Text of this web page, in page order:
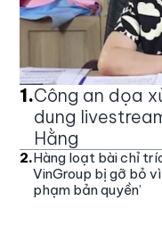
1.Công an dọa
dung
Hằng
2.Hàng loạt bài chỉ
VinGroup bị gỡ bỏ vì
phạm bản quyền’